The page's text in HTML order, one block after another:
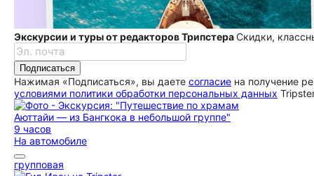
Экскурсии и туры от редакторов ТрипстераСкидки,
Подписаться
Нажимая «Подписаться», вы даете согласие на получение
условиями политики обработки персональных данных
9 часов
На автомобиле
групповая